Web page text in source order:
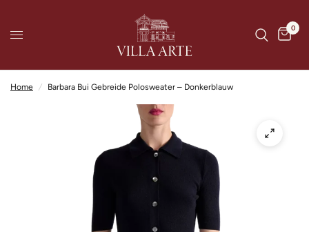
0
Home / Barbara Bui Gebreide Polosweater – Donkerblauw